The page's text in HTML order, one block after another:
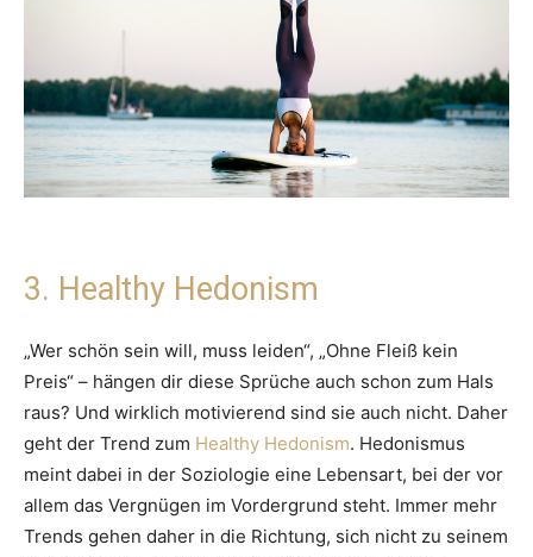
3. Healthy Hedonism
„Wer schön sein will, muss leiden“, „Ohne Fleiß kein
Preis“ – hängen dir diese Sprüche auch schon zum Hals
raus? Und wirklich motivierend sind sie auch nicht. Daher
geht der Trend zum Healthy Hedonism. Hedonismus
meint dabei in der Soziologie eine Lebensart, bei der vor
allem das Vergnügen im Vordergrund steht. Immer mehr
Trends gehen daher in die Richtung, sich nicht zu seinem